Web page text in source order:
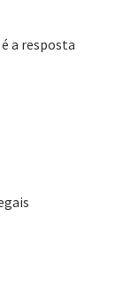
a resposta